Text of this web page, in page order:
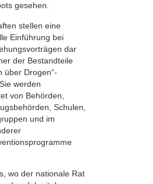
gesehen.
stellen eine
Einführung bei
dar
der Bestandteile
über Drogen“-
werden
von Behörden,
Schulen,
und im
wo der nationale Rat